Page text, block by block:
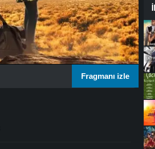
Fragmanı izle